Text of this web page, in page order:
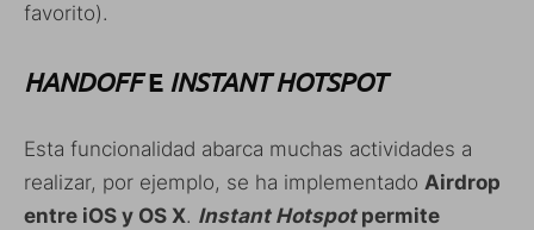
favorito).
HANDOFFE INSTANT HOTSPOT
Esta funcionalidad abarca muchas actividades a
realizar, por ejemplo, se ha implementado Airdrop
entre iOS y OS X. Instant Hotspotpermite